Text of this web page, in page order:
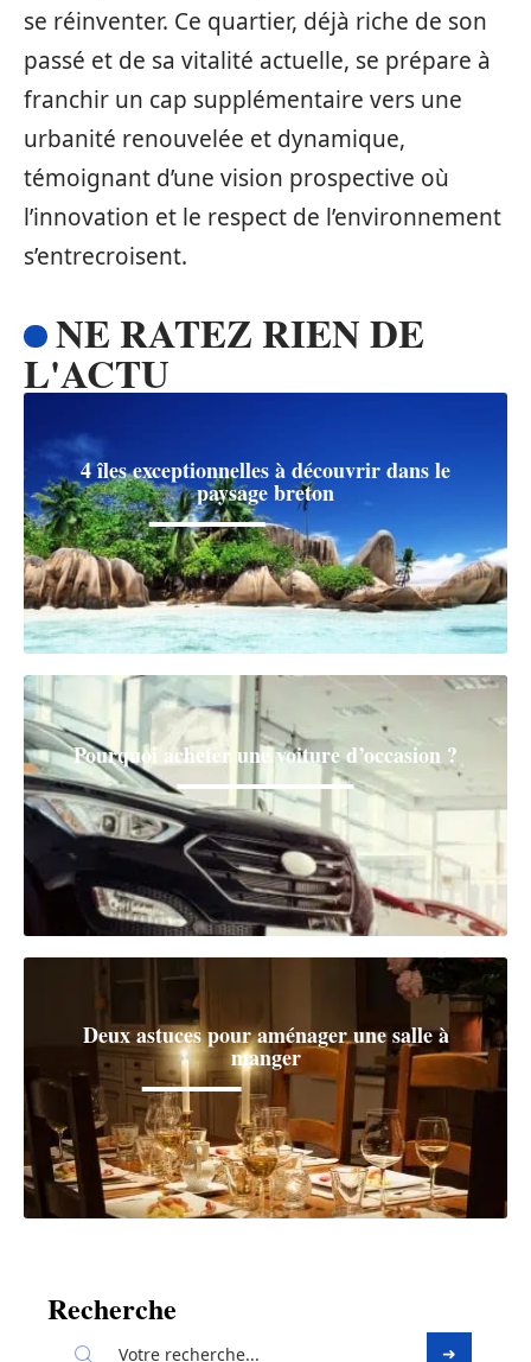
se réinventer. Ce quartier, déjà riche de son
passé et de sa vitalité actuelle, se prépare à
franchir un cap supplémentaire vers une
urbanité renouvelée et dynamique,
témoignant d’une vision prospective où
l’innovation et le respect de l’environnement
s’entrecroisent.
NE RATEZ RIEN DE
L'ACTU
4 îles exceptionnelles à découvrir dans le
paysage breton
Pourquoi acheter une voiture d’occasion ?
Deux astuces pour aménager une salle à
manger
Recherche